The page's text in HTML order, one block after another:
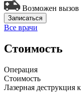
Возможен вызов
Записаться
Все врачи
Стоимость
Операция
Стоимость
Лазерная деструкция